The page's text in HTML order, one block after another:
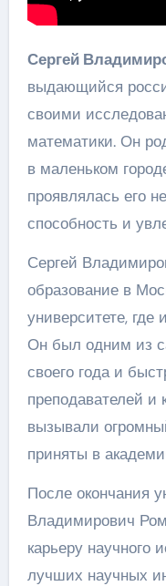
Сергей
выдающийся
своими
математики. Он
в маленьком
проявлялась его
способность и
Сергей
образование в
университете,
Он был одним из
своего года и
преподавателей и
вызывали
приняты в
После окончания
Владимирович
карьеру научного
лучших научных